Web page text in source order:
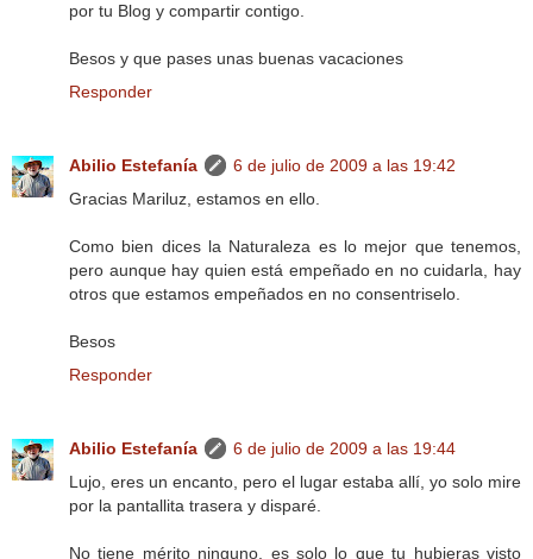
por tu Blog y compartir contigo.
Besos y que pases unas buenas vacaciones
Responder
Abilio Estefanía
6 de julio de 2009 a las 19:42
Gracias Mariluz, estamos en ello.
Como bien dices la Naturaleza es lo mejor que tenemos,
pero aunque hay quien está empeñado en no cuidarla, hay
otros que estamos empeñados en no consentriselo.
Besos
Responder
Abilio Estefanía
6 de julio de 2009 a las 19:44
Lujo, eres un encanto, pero el lugar estaba allí, yo solo mire
por la pantallita trasera y disparé.
No tiene mérito ninguno, es solo lo que tu hubieras visto